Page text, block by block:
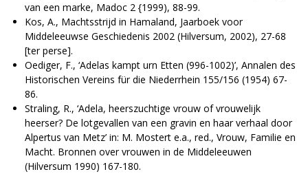
van een marke, Madoc 2 {1999), 88-99.
Kos, A., Machtsstrijd in Hamaland, Jaarboek voor
Middeleeuwse Geschiedenis 2002 (Hilversum, 2002), 27-68
[ter perse].
Oediger, F., ‘Adelas kampt urn Etten (996-1002)’, Annalen des
Historischen Vereins für die Niederrhein 155/156 (1954) 67-
86.
Straling, R., ‘Adela, heerszuchtige vrouw of vrouwelijk
heerser? De lotgevallen van een gravin en haar verhaal door
Alpertus van Metz’ in: M. Mostert e.a., red., Vrouw, Familie en
Macht. Bronnen over vrouwen in de Middeleeuwen
(Hilversum 1990) 167-180.